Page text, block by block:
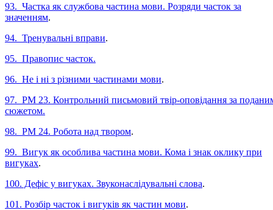
93. Частка як службова частина мови. Розряди часток за
значенням.
94. Тренувальні вправи.
95. Правопис часток.
96. Не і ні з різними частинами мови.
97. РМ 23. Контрольний письмовий твір-оповідання за
сюжетом.
98. РМ 24. Робота над твором.
99. Вигук як особлива частина мови. Кома і знак оклику при
вигуках.
100. Дефіс у вигуках. Звуконаслідувальні слова.
101. Розбір часток і вигуків як частин мови.